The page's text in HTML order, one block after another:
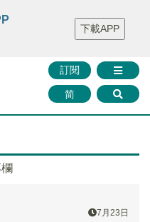
財華證券 媒體矩陣
智庫沙龍
聯絡我們
訂閱
简
下載APP
7月23日